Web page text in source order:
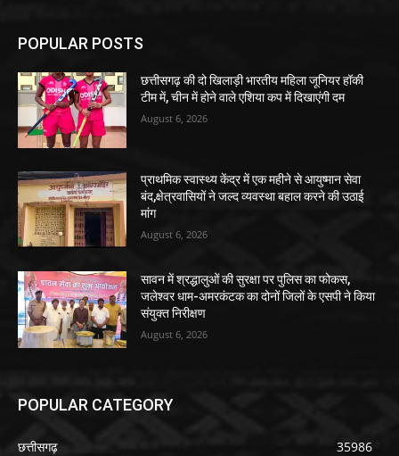
POPULAR POSTS
छत्तीसगढ़ की दो खिलाड़ी भारतीय महिला जूनियर हॉकी
टीम में, चीन में होने वाले एशिया कप में दिखाएंगी दम
August 6, 2026
प्राथमिक स्वास्थ्य केंद्र में एक महीने से आयुष्मान सेवा
बंद,क्षेत्रवासियों ने जल्द व्यवस्था बहाल करने की उठाई
मांग
August 6, 2026
सावन में श्रद्धालुओं की सुरक्षा पर पुलिस का फोकस,
जलेश्वर धाम-अमरकंटक का दोनों जिलों के एसपी ने किया
संयुक्त निरीक्षण
August 6, 2026
POPULAR CATEGORY
छत्तीसगढ़
35986